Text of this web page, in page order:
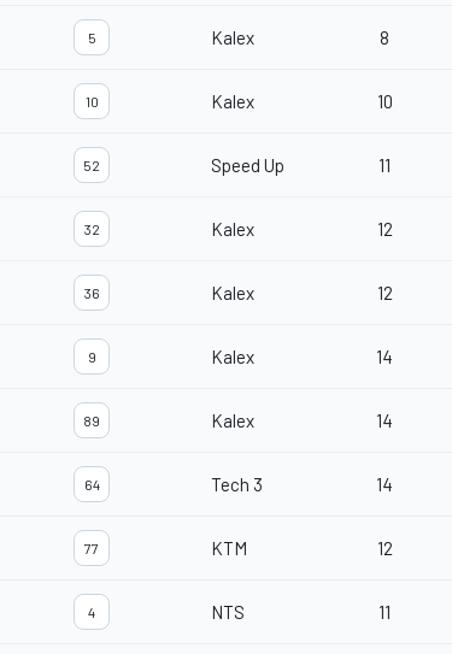
5 Kalex 8
10 Kalex 10
52 Speed Up 11
32 Kalex 12
36 Kalex 12
9 Kalex 14
89 Kalex 14
64 Tech 3 14
77 KTM 12
4 NTS 11